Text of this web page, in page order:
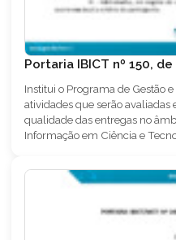
Portaria IBICT nº 150,
Institui o Programa de Gestão
atividades que serão
qualidade das entregas no
Informação em Ciência e